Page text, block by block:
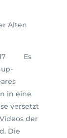
Alten
Es
in eine
versetzt
der
Die